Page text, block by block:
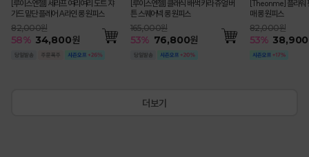
[루이스엔젤] 세라프 여리여리 도트 쟈
가드 밑단 플레어 A라인 롱 원피스
82,000원
58% 34,800원
[루이스엔젤] 클래식 배색 카라 쥬얼 버
튼 스퀘어넥 롱 원피스
165,000원
53% 76,800원
[Theonme] 플라워
매 롱 원피스
82,000원
53% 38,900
더보기